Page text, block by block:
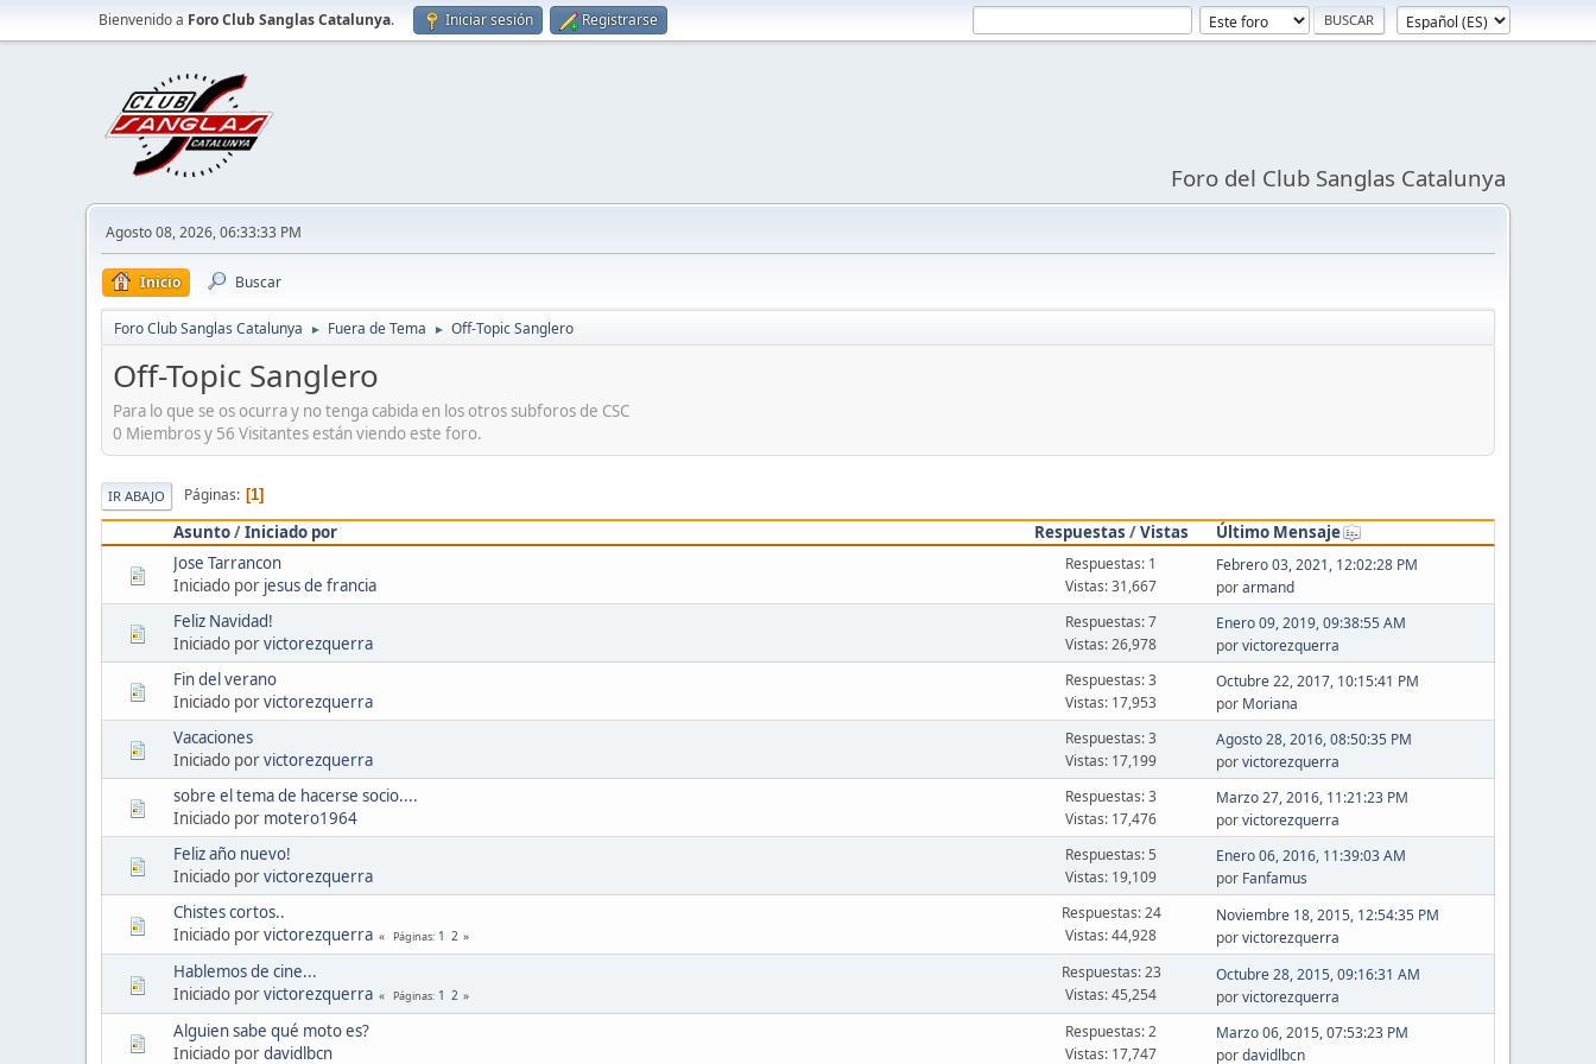
Bienvenido a Foro Club Sanglas Catalunya. Iniciar sesión Registrarse
Foro del Club Sanglas Catalunya
Agosto 08, 2026, 06:33:33 PM
Inicio Buscar
Foro Club Sanglas Catalunya ► Fuera de Tema ► Off-Topic Sanglero
Off-Topic Sanglero
Para lo que se os ocurra y no tenga cabida en los otros subforos de CSC
0 Miembros y 56 Visitantes están viendo este foro.
IR ABAJO Páginas 1
Asunto/Iniciado por Respuestas /Vistas
Último Mensaje
Jose Tarrancon
Iniciado por jesus de francia
Respuestas: 1
Vistas: 31,667
Febrero 03, 2021, 12:02:28 PM
porarmand
Feliz Navidad!
Iniciado porvictorezquerra
Respuestas: 7
Vistas: 26,978
Enero 09, 2019, 09:38:55 AM
porvictorezquerra
Fin del verano
Iniciado porvictorezquerra
Respuestas: 3
Vistas: 17,953
Octubre 22, 2017, 10:15:41 PM
por Moriana
Vacaciones
Iniciado porvictorezquerra
Respuestas: 3
Vistas: 17,199
Agosto 28, 2016, 08:50:35 PM
porvictorezquerra
sobre el tema de hacerse socio....
Iniciado por motero1964
Respuestas: 3
Vistas: 17,476
Marzo 27, 2016, 11:21:23 PM
porvictorezquerra
Feliz año nuevo!
Iniciado porvictorezquerra
Respuestas: 5
Vistas: 19,109
Enero 06, 2016, 11:39:03 AM
por Fanfamus
Chistes cortos..
Iniciado porvictorezquerra Páginas 1 2
Respuestas: 24
Vistas: 44,928
Noviembre 18, 2015, 12:54:35 PM
porvictorezquerra
Hablemos de cine...
Iniciado porvictorezquerra Páginas 1 2
Respuestas: 23
Vistas: 45,254
Octubre 28, 2015, 09:16:31 AM
porvictorezquerra
Alguien sabe qué moto es?
Iniciado pordavidlbcn
Respuestas: 2
Vistas: 17,747
Marzo 06, 2015, 07:53:23 PM
pordavidlbcn